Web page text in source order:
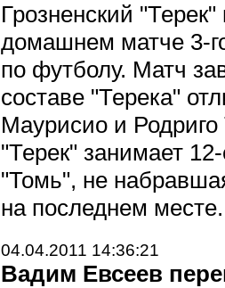
Грозненский
домашнем матче 3-
по футболу. Матч
составе "Терека"
Маурисио и Родриго
"Терек" занимает
"Томь", не
на последнем месте.
04.04.2011 14:36:21
Вадим Евсеев